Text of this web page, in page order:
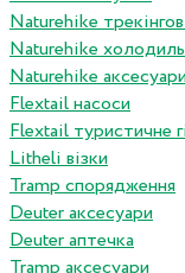
Naturehike
Naturehike
Naturehike
Flextail насоси
Flextail туристичне
Litheli візки
Tramp спорядження
Deuter аксесуари
Deuter аптечка